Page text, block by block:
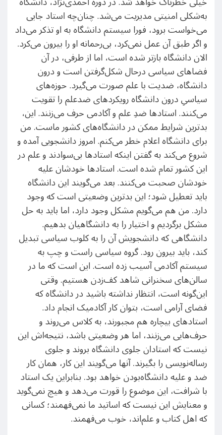
به‌شکلی امنیتی مدیریت می‌شد. چنان‌چه استاد جایی
می‌خواست برود، فورا سیستم دانشگاه به او تذکر می‌داد
و اگر طبق آن عمل نمی‌کرد، بی‌رحمانه او را بیرون می‌کرد.
الان دانشگاه بازتر شده است، اما از طرفی، در آن
فضاهای سیاسی درحال شکل‌گرفتن است و درون
دانشگاه، ضدیت با علم صورت می‌گیرد. حوزه‌های
سیاسیِ درون دانشگاه رویکردهای ضدعلم را تقویت
می‌کنند. استادها ضدِ علم و آکادمی حرف می‌زنند. این،
بدترین شرایط ممکن در دانشگاه‌های کشور ماست. من
برای دانشگاه اعلام خطر می‌کنم. امروز دانشجویی آمده و
شروع می‌کند به گفتن اینکه استادها بی‌سوادند و علم در
این کشور تمام شده است. استادها خودشان علیه
خودشان صحبت می‌کنند. بعد می‌گویند این دانشگاه
باید تعطیل شود؛ این بدترین وضعیتی است که وجود
دارد. من هم می‌گویم مشکل وجود دارد، اما باید به حل
مشکل برگردیم و اختیار را به دانشگاهیان بدهیم.
دانشگاهی که دانشجویش آن را به کلوب سیاسی تبدیل
کند، باید بیرون رود. گروه سیاسی راست و چپ به
سیستم آکادمی آسیب زده است. این است که ما در
سالن‌های سخنرانی شاهد کف‌زدن هستیم. وقتی
این‌گونه است، انتظار نداشته باشید در دانشگاه که
فضای آرامی است، بتوان کار آکادمیک انجام داد.
استادهای بیچاره هم مجبورند، به کلاس می‌روند و
حرف‌هایی می‌زنند، اما هر وضعیتی باشد، نتیجه‌اش این
نیست که استادان جلوی دانشگاه بروند و جلوی
رساله‌نویسی را بگیرند. آنها می‌گویند این کار، همان کار
ضد و علیه دانشگاه‌بودن خواهد بود. بنابراین یک استاد
با شرافت، این موضوع را قورت می‌دهد و هیچ نمی‌گوید
و معنایش این نیست که اساتید ما نمی‌فهمند؛ کسانی
که اهل کتاب و علم‌اند، خوب می‌فهمند.